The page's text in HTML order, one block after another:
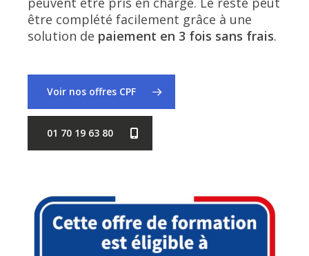
être complété facilement grâce à une
solution de paiement en 3 fois sans frais.
Voir nos offres CPF
01 70 19 63 80